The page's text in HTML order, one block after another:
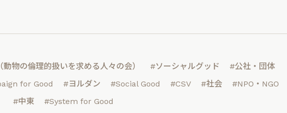
物の倫理的扱いを求める人々の会） #ソーシャルグッド
#公社・団体
for Good #ヨルダン #Social Good #CSV #社会
#NPO・NGO
#中東 #System for Good